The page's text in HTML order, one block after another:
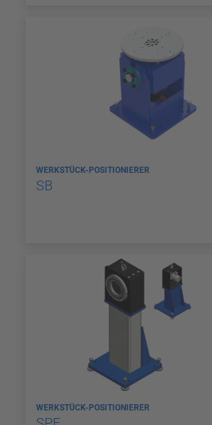
WERKSTÜCK-POSITIONIERER
SB
WERKSTÜCK-POSITIONIERER